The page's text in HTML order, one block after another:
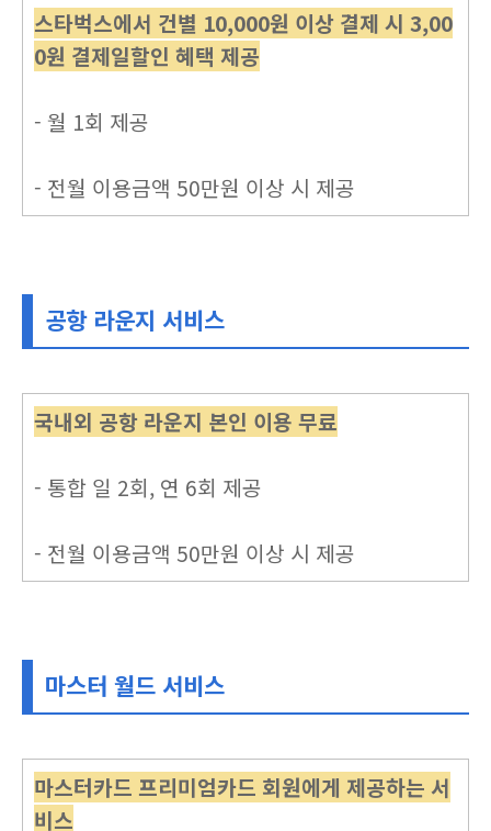
스타벅스에서 건별 10,000원 이상 결제 시 3,00
0원 결제일할인 혜택 제공
- 월 1회 제공
- 전월 이용금액 50만원 이상 시 제공
공항 라운지 서비스
국내외 공항 라운지 본인 이용 무료
- 통합 일 2회, 연 6회 제공
- 전월 이용금액 50만원 이상 시 제공
마스터 월드 서비스
마스터카드 프리미엄카드 회원에게 제공하는 서
비스